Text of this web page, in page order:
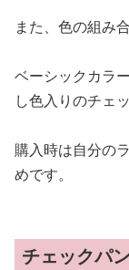
また、色の組み
ベーシックカラ
し色入りのチェ
購入時は自分の
めです。
チェックパ